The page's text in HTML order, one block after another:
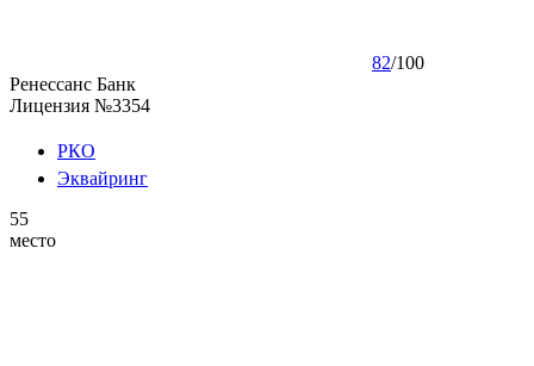
82/100
Ренессанс Банк
Лицензия №3354
РКО
Эквайринг
55
место